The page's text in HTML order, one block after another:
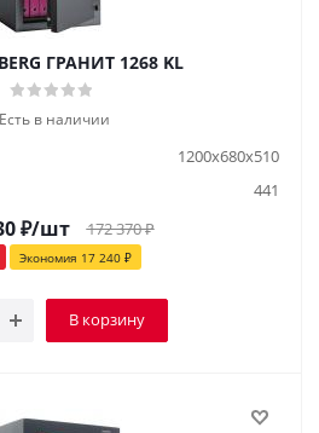
ГРАНИТ 1268 KL
Есть в наличии
1200х680х510
441
₽/шт 172 370₽
Экономия 17 240₽
В корзину